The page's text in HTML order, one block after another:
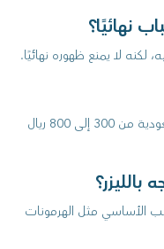
نهائيًا؟
لكنه لا يمنع ظهوره نهائيًا.
يبدأ سعر جلسة الليزر لحب الشباب في السعودية من 300 إلى 800 ريال
الأساسي مثل الهرمونات